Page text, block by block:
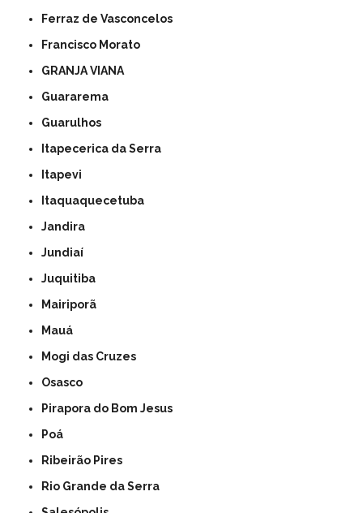
Ferraz de Vasconcelos
Francisco Morato
GRANJA VIANA
Guararema
Guarulhos
Itapecerica da Serra
Itapevi
Itaquaquecetuba
Jandira
Jundiaí
Juquitiba
Mairiporã
Mauá
Mogi das Cruzes
Osasco
Pirapora do Bom Jesus
Poá
Ribeirão Pires
Rio Grande da Serra